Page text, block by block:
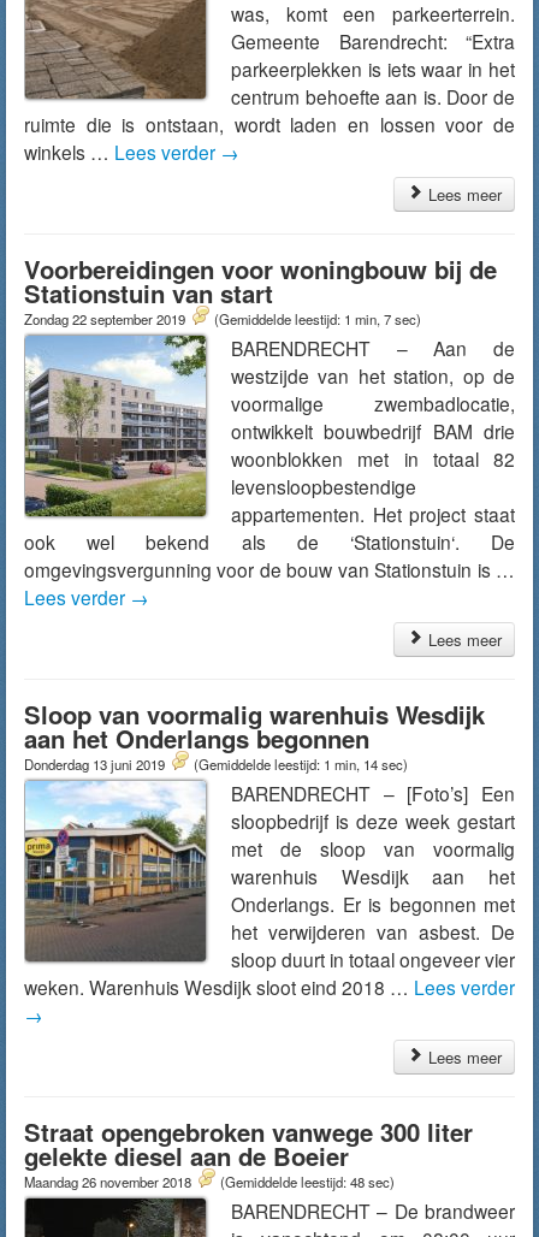
was, komt een parkeerterrein.
Gemeente Barendrecht: “Extra
parkeerplekken is iets waar in het
centrum behoefte aan is. Door de
ruimte die is ontstaan, wordt laden en lossen voor de
winkels … Lees verder →
Lees meer
Voorbereidingen voor woningbouw bij de
Stationstuin van start
Zondag 22 september 2019 (Gemiddelde leestijd: 1 min, 7 sec)
BARENDRECHT – Aan de
westzijde van het station, op de
voormalige zwembadlocatie,
ontwikkelt bouwbedrijf BAM drie
woonblokken met in totaal 82
levensloopbestendige
appartementen. Het project staat
ook wel bekend als de ‘Stationstuin‘. De
omgevingsvergunning voor de bouw van Stationstuin is …
Lees verder →
Lees meer
Sloop van voormalig warenhuis Wesdijk
aan het Onderlangs begonnen
Donderdag 13 juni 2019 (Gemiddelde leestijd: 1 min, 14 sec)
BARENDRECHT – [Foto’s] Een
sloopbedrijf is deze week gestart
met de sloop van voormalig
warenhuis Wesdijk aan het
Onderlangs. Er is begonnen met
het verwijderen van asbest. De
sloop duurt in totaal ongeveer vier
weken. Warenhuis Wesdijk sloot eind 2018 … Lees verder
→
Lees meer
Straat opengebroken vanwege 300 liter
gelekte diesel aan de Boeier
Maandag 26 november 2018 (Gemiddelde leestijd: 48 sec)
BARENDRECHT – De brandweer